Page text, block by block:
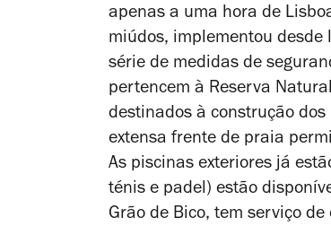
apenas a uma hora de
miúdos, implementou desde
série de medidas de
pertencem à Reserva
destinados à construção
extensa frente de praia
As piscinas exteriores já
ténis e padel) estão
Grão de Bico, tem serviço